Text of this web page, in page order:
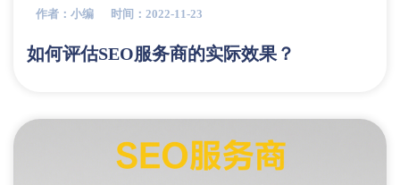
作者：小编 时间：2022-11-23
如何评估SEO服务商的实际效果？